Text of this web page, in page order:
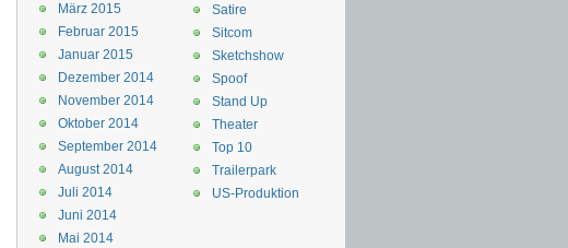
Satire
Sitcom
Sketchshow
Spoof
Stand Up
Theater
Top 10
Trailerpark
US-Produktion
März 2015
Februar 2015
Januar 2015
Dezember 2014
November 2014
Oktober 2014
September 2014
August 2014
Juli 2014
Juni 2014
Mai 2014